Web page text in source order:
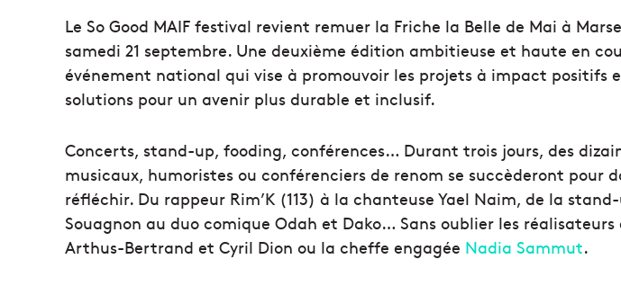
Le So Good MAIF festival revient remuer la Friche la Belle de Mai à
samedi 21 septembre. Une deuxième édition ambitieuse et haute en
événement national qui vise à promouvoir les projets à impact positifs
solutions pour un avenir plus durable et inclusif.
Concerts, stand-up, fooding, conférences… Durant trois jours, des
musicaux, humoristes ou conférenciers de renom se succèderont pour
réfléchir. Du rappeur Rim’K (113) à la chanteuse Yael Naim, de la
Souagnon au duo comique Odah et Dako… Sans oublier les réalisateurs
Arthus-Bertrand et Cyril Dion ou la cheffe engagée Nadia Sammut.